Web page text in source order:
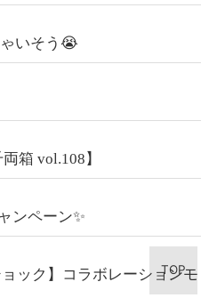
いそう😭
箱 vol.108】
ンペーン✨
ック】コラボレーションモ
TOP